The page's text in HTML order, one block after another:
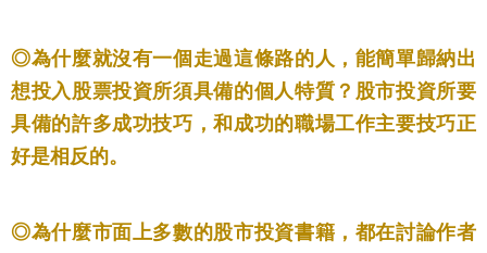
◎為什麼就沒有一個走過這條路的人，能簡單歸納出
想投入股票投資所須具備的個人特質？股市投資所要
具備的許多成功技巧，和成功的職場工作主要技巧正
好是相反的。
◎為什麼市面上多數的股市投資書籍，都在討論作者